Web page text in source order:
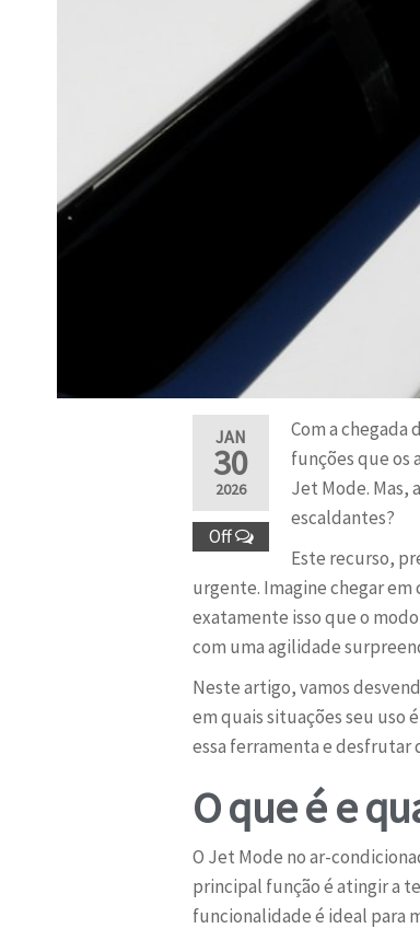
JAN
30
2026
Off
Com a chegada
funções que os
Jet Mode. Mas,
escaldantes?
Este recurso,
urgente. Imagine chegar
exatamente isso que o
com uma agilidade
Neste artigo, vamos
em quais situações seu uso
essa ferramenta e
O que é e
O Jet Mode no ar-
principal função é atingir a
funcionalidade é ideal para